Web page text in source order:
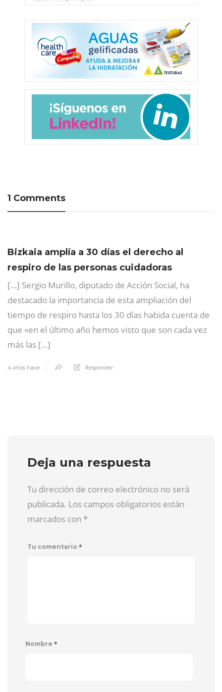
1 Comments
Bizkaia amplía a 30 días el derecho al
respiro de las personas cuidadoras
[…] Sergio Murillo, diputado de Acción Social, ha
destacado la importancia de esta ampliación del
tiempo de respiro hasta los 30 días habida cuenta de
que «en el último año hemos visto que son cada vez
más las […]
4 años hace Responder
Deja una respuesta
Tu dirección de correo electrónico no será
publicada. Los campos obligatorios están
marcados con *
Tu comentario *
Nombre *